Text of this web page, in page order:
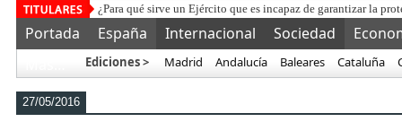
La Federación y la UE
Portada España Internacional Sociedad
Ediciones > Madrid Andalucía Baleares Cataluña
27/05/2016